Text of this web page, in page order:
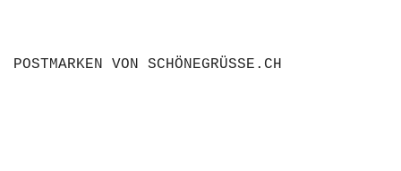
POSTMARKEN VON SCHÖNEGRÜSSE.CH